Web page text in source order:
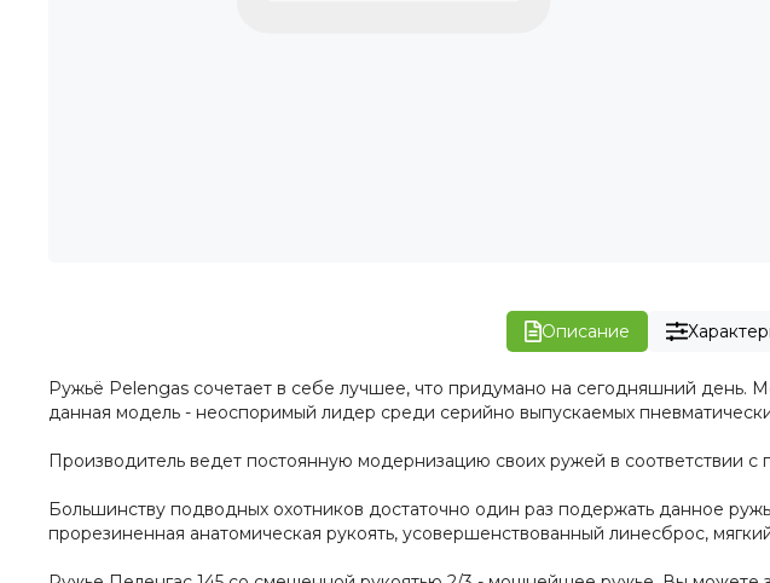
Описание
Ружьё Pelengas сочетает в себе лучшее, что придумано на сегодняшний день.
данная модель - неоспоримый лидер среди серийно выпускаемых
Производитель ведет постоянную модернизацию своих ружей в соответствии
Большинству подводных охотников достаточно один раз подержать данное
прорезиненная анатомическая рукоять, усовершенствованный линесброс,